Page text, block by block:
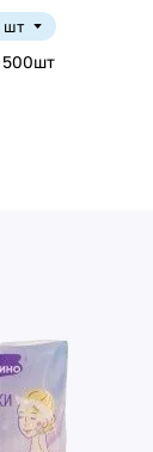
шт
500шт